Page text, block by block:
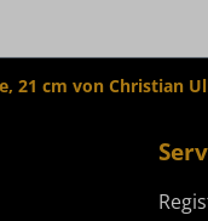
21 cm von Christian